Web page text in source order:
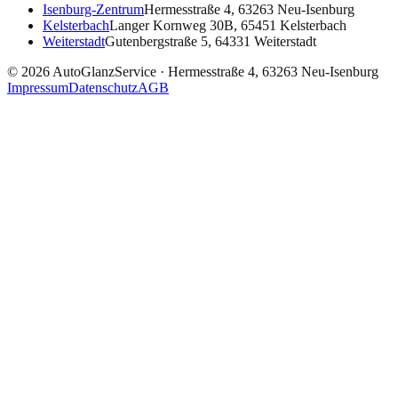
Isenburg-ZentrumHermesstraße 4, 63263 Neu-Isenburg
KelsterbachLanger Kornweg 30B, 65451 Kelsterbach
WeiterstadtGutenbergstraße 5, 64331 Weiterstadt
© 2026 AutoGlanzService · Hermesstraße 4, 63263 Neu-Isenburg
ImpressumDatenschutzAGB